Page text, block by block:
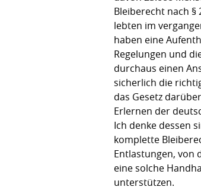
Bleiberecht nach
lebten im
haben eine
Regelungen und
durchaus einen
sicherlich die
das Gesetz
Erlernen der
Ich denke dessen
komplette
Entlastungen, von
eine solche
unterstützen.